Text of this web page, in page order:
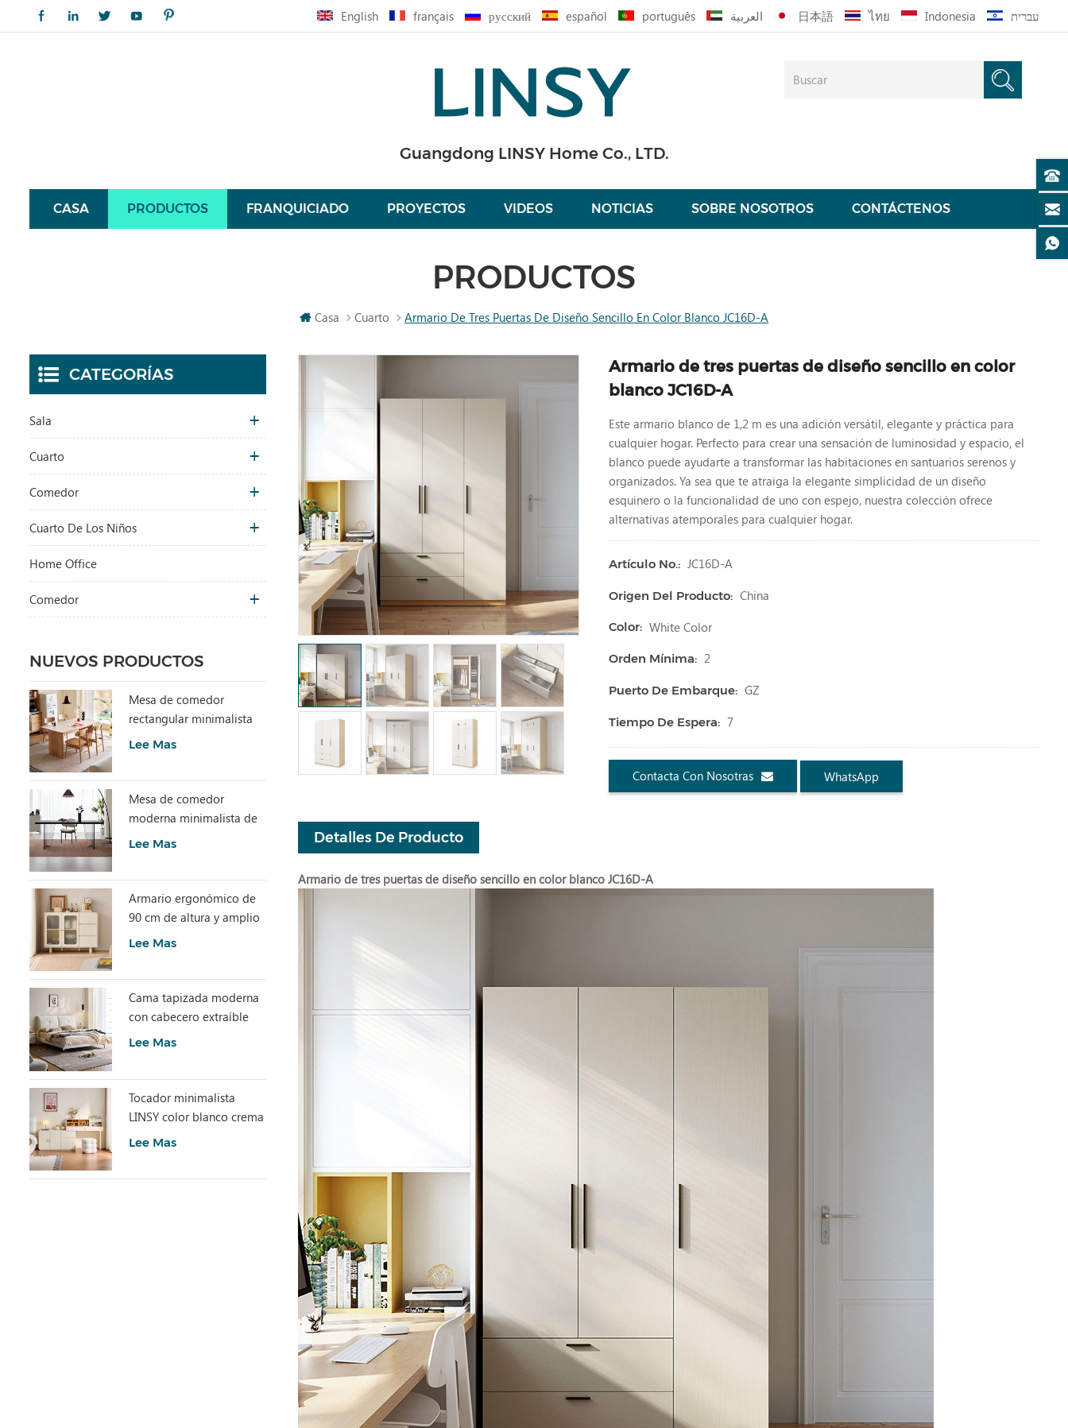
English français русский español português العربية 日本語 ไทย Indonesia עברית
Guangdong LINSY Home Co., LTD.
CASA PRODUCTOS FRANQUICIADO PROYECTOS VIDEOS NOTICIAS SOBRE NOSOTROS CONTÁCTENOS
PRODUCTOS
Casa Cuarto Armario De Tres Puertas De Diseño Sencillo En Color Blanco JC16D-A
Armario de tres puertas de diseño sencillo en color
blanco JC16D-A
Este armario blanco de 1,2 m es una adición versátil, elegante y práctica para
cualquier hogar. Perfecto para crear una sensación de luminosidad y espacio, el
blanco puede ayudarte a transformar las habitaciones en santuarios serenos y
organizados. Ya sea que te atraiga la elegante simplicidad de un diseño
esquinero o la funcionalidad de uno con espejo, nuestra colección ofrece
alternativas atemporales para cualquier hogar.
Artículo No.: JC16D-A
Origen Del Producto: China
Color: White Color
Orden Mínima: 2
Puerto De Embarque: GZ
Tiempo De Espera: 7
Contacta Con Nosotras WhatsApp
Detalles De Producto
Armario de tres puertas de diseño sencillo en color blanco JC16D-A
CATEGORÍAS
Sala
Cuarto
Comedor
Cuarto De Los Niños
Home Office
Comedor
NUEVOS PRODUCTOS
Mesa de comedor
rectangular minimalista
con piedra sinterizada
Lee Mas
Mesa de comedor
moderna minimalista de
losa de piedra gris con
Lee Mas
Armario ergonómico de
90 cm de altura y amplio
espacio de
Lee Mas
Cama tapizada moderna
con cabecero extraíble
BC663-A
Lee Mas
Tocador minimalista
LINSY color blanco crema
con armario UD6C-A
Lee Mas